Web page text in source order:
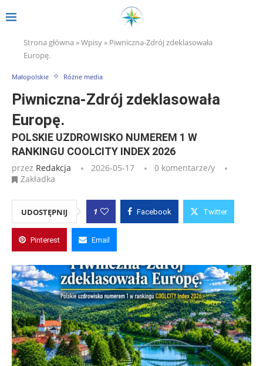
Strona główna »Wpisy» Piwniczna-Zdrój zdeklasowała
Europę.
Małopolskie Różne media
Piwniczna-Zdrój zdeklasowała
Europę.
POLSKIE UZDROWISKO NUMEREM 1 W
RANKINGU COOLCITY INDEX 2026
przez Redakcja 2026-05-17
0 komentarze/y
Zakładka
UDOSTĘPNIJ 1 Facebook Twitter
Pinterest Email